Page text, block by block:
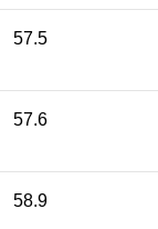
57.5
57.6
58.9